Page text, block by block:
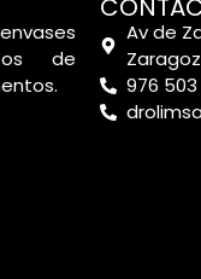
de
Av de
976 503